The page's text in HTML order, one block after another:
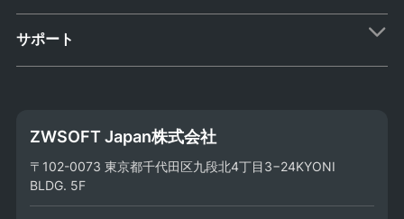
ZWSOFT Japan株式会社
〒102-0073 東京都千代田区九段北4丁目3−24KYONI
BLDG. 5F
サポート